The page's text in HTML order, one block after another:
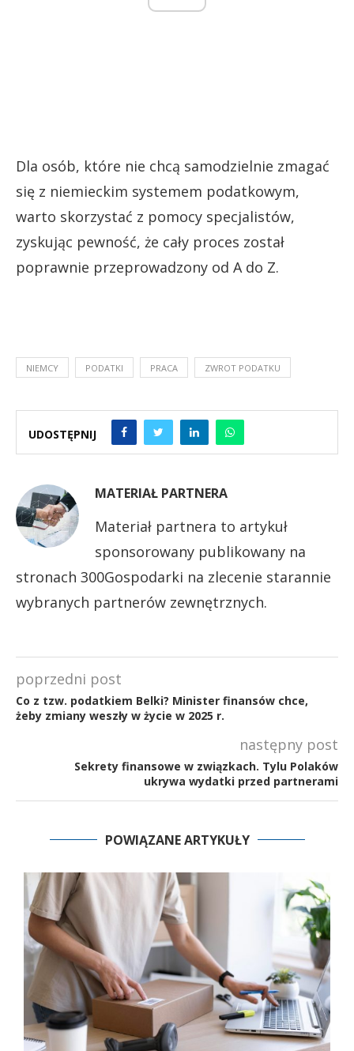
Dla osób, które nie chcą samodzielnie zmagać
się z niemieckim systemem podatkowym,
warto skorzystać z pomocy specjalistów,
zyskując pewność, że cały proces został
poprawnie przeprowadzony od A do Z.
NIEMCY PODATKI PRACA ZWROT PODATKU
UDOSTĘPNIJ
MATERIAŁ PARTNERA
Materiał partnera to artykuł
sponsorowany publikowany na
stronach 300Gospodarki na zlecenie starannie
wybranych partnerów zewnętrznych.
poprzedni post
Co z tzw. podatkiem Belki? Minister finansów chce,
żeby zmiany weszły w życie w 2025 r.
następny post
Sekrety finansowe w związkach. Tylu Polaków
ukrywa wydatki przed partnerami
POWIĄZANE ARTYKUŁY